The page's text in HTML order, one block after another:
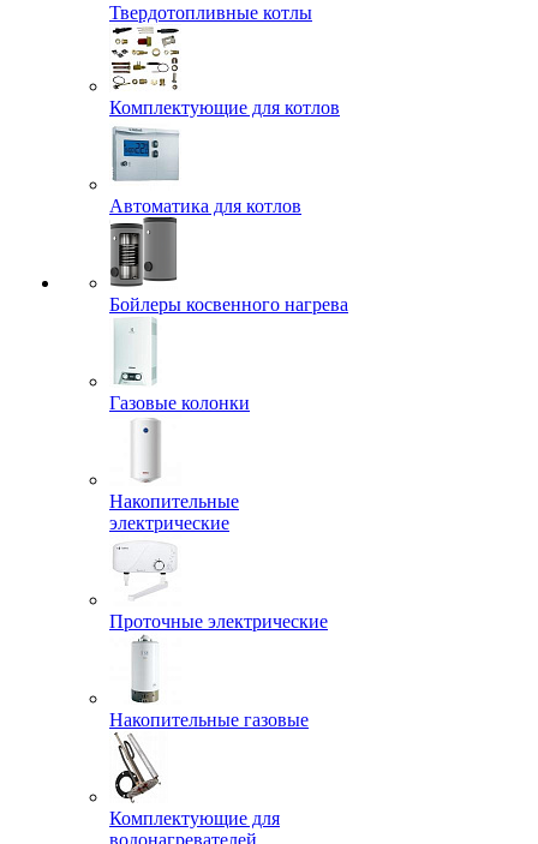
Твердотопливные котлы
Комплектующие для котлов
Автоматика для котлов
Бойлеры косвенного нагрева
Газовые колонки
Накопительные
электрические
Проточные электрические
Накопительные газовые
Комплектующие для
водонагревателей